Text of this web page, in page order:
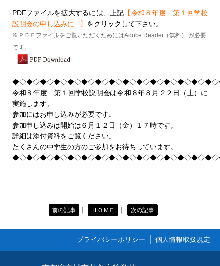
PDFファイルを拡大するには、上記 【令和８年度 第１回学校
説明会の申し込みに...】 をクリックして下さい。
※ＰＤＦファイルをご覧いただくためにはAdobe Reader（無料） が必要
です。
令和８年度 第１回学校説明会は令和８年８月２２日（土）に
実施します。
参加にはお申し込みが必要です。
参加申し込みは開始は６月１２日（金）１７時です。
詳細は添付資料をご覧ください。
たくさんの中学生の方のご参加をお待ちしています。
前の記事 ｜ ＨＯＭＥ ｜ 次の記事
個人情報取扱規定
プライバシーポリシー
ＰＴＡ・教育後援会
RYOSO BLOG
アクセス
個人情報取扱規程
教職員専用
生徒専用
入学予定者のみなさんへ